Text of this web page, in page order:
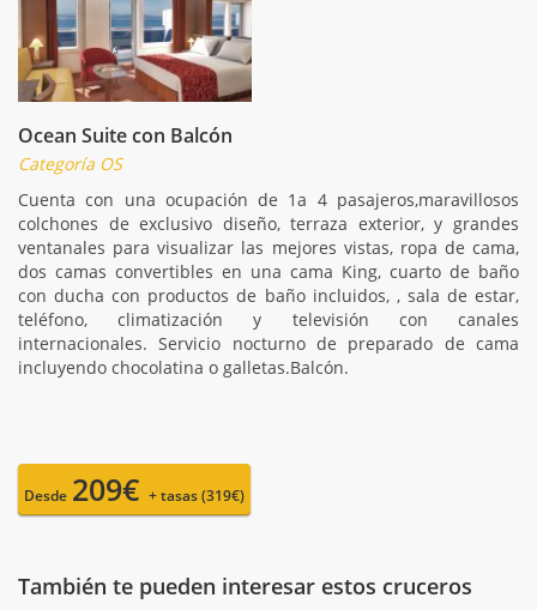
Ocean Suite con Balcón
Categoría OS
Cuenta con una ocupación de 1a 4 pasajeros,maravillosos
colchones de exclusivo diseño, terraza exterior, y grandes
ventanales para visualizar las mejores vistas, ropa de cama,
dos camas convertibles en una cama King, cuarto de baño
con ducha con productos de baño incluidos, , sala de estar,
teléfono, climatización y televisión con canales
internacionales. Servicio nocturno de preparado de cama
incluyendo chocolatina o galletas.Balcón.
Desde 209€ + tasas (319€)
También te pueden interesar estos cruceros